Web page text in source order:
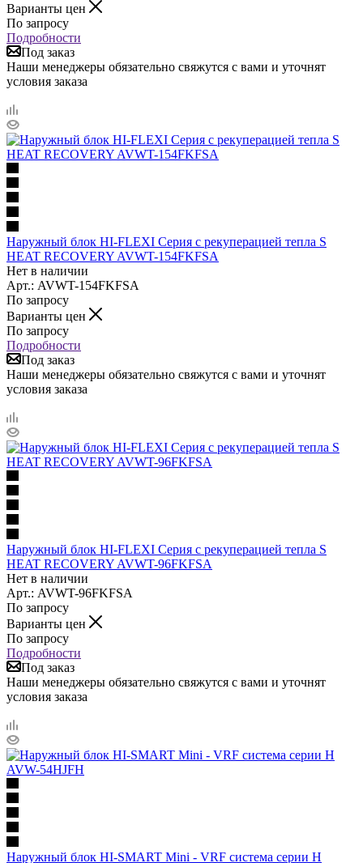
Варианты цен
По запросу
Подробности
Под заказ
Наши менеджеры обязательно свяжутся с вами и уточнят
условия заказа
Наружный блок HI-FLEXI Серия с рекуперацией тепла S
HEAT RECOVERY AVWT-154FKFSA
Нет в наличии
Арт.: AVWT-154FKFSA
По запросу
Варианты цен
По запросу
Подробности
Под заказ
Наши менеджеры обязательно свяжутся с вами и уточнят
условия заказа
Наружный блок HI-FLEXI Серия с рекуперацией тепла S
HEAT RECOVERY AVWT-96FKFSA
Нет в наличии
Арт.: AVWT-96FKFSA
По запросу
Варианты цен
По запросу
Подробности
Под заказ
Наши менеджеры обязательно свяжутся с вами и уточнят
условия заказа
Наружный блок HI-SMART Mini - VRF система серии H